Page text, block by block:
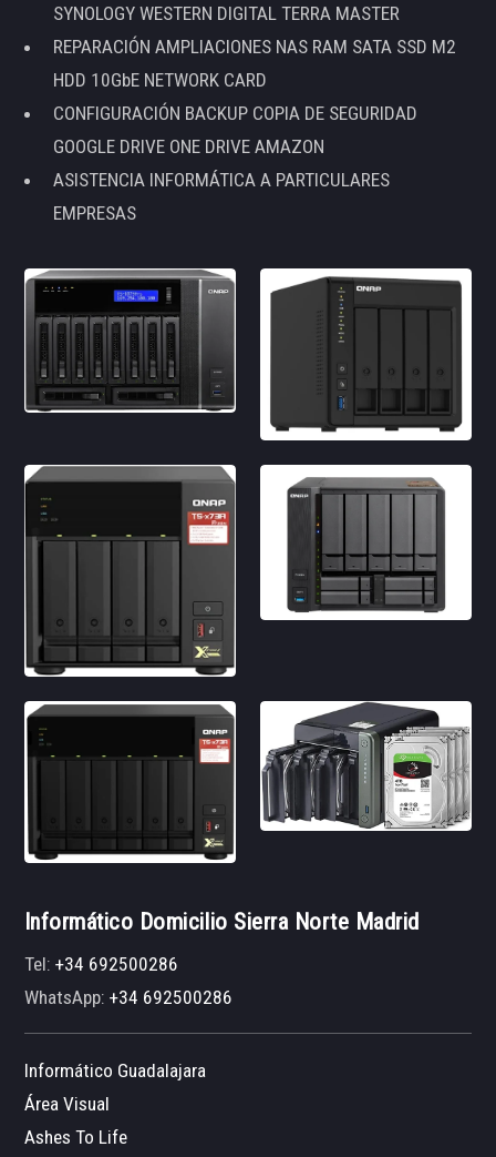
SYNOLOGY WESTERN DIGITAL TERRA MASTER
REPARACIÓN AMPLIACIONES NAS RAM SATA SSD M2
HDD 10GbE NETWORK CARD
CONFIGURACIÓN BACKUP COPIA DE SEGURIDAD
GOOGLE DRIVE ONE DRIVE AMAZON
ASISTENCIA INFORMÁTICA A PARTICULARES
EMPRESAS
Informático Domicilio Sierra Norte Madrid
Tel:+34 692500286
WhatsApp:+34 692500286
Informático Guadalajara
Área Visual
Ashes To Life